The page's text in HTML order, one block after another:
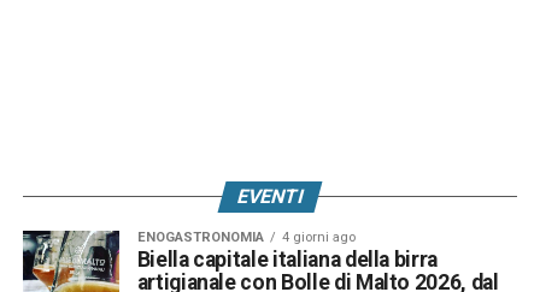
EVENTI
ENOGASTRONOMIA 4 giorni ago
Biella capitale italiana della birra
artigianale con Bolle di Malto 2026, dal